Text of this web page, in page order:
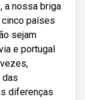
a nossa briga
cinco países
sejam
e portugal
das
diferenças